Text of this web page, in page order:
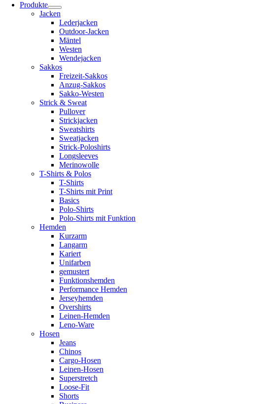
Produkte
Jacken
Lederjacken
Outdoor-Jacken
Mäntel
Westen
Wendejacken
Sakkos
Freizeit-Sakkos
Anzug-Sakkos
Sakko-Westen
Strick & Sweat
Pullover
Strickjacken
Sweatshirts
Sweatjacken
Strick-Poloshirts
Longsleeves
Merinowolle
T-Shirts & Polos
T-Shirts
T-Shirts mit Print
Basics
Polo-Shirts
Polo-Shirts mit Funktion
Hemden
Kurzarm
Langarm
Kariert
Unifarben
gemustert
Funktionshemden
Performance Hemden
Jerseyhemden
Overshirts
Leinen-Hemden
Leno-Ware
Hosen
Jeans
Chinos
Cargo-Hosen
Leinen-Hosen
Superstretch
Loose-Fit
Shorts